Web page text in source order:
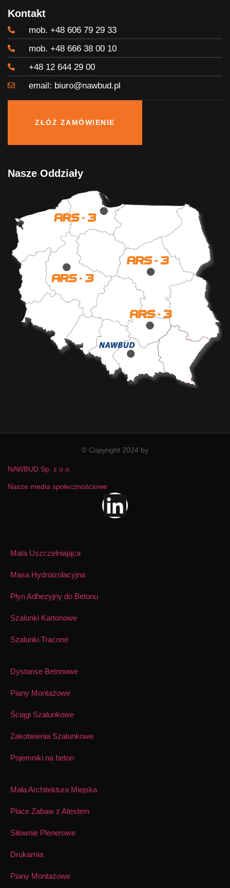
Kontakt
mob. +48 606 79 29 33
mob. +48 666 38 00 10
+48 12 644 29 00
email: biuro@nawbud.pl
ZŁÓŻ ZAMÓWIENIE
Nasze Oddziały
© Copyright 2024 by
NAWBUD Sp. z o.o.
Nasze media społecznościowe
Mata Uszczelniająca
Masa Hydroizolacyjna
Płyn Adhezyjny do Betonu
Szalunki Kartonowe
Szalunki Tracone
Dystanse Betonowe
Piany Montażowe
Ściągi Szalunkowe
Zakotwienia Szalunkowe
Pojemniki na beton
Mała Architektura Miejska
Place Zabaw z Atestem
Siłownie Plenerowe
Drukarnia
Piany Montażowe